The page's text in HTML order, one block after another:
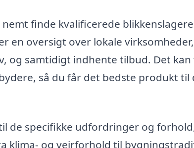
nemt finde kvalificerede
en oversigt over lokale
og samtidigt indhente tilbud. Det
så du får det bedste produkt til
de specifikke udfordringer og
klima- og vejrforhold til